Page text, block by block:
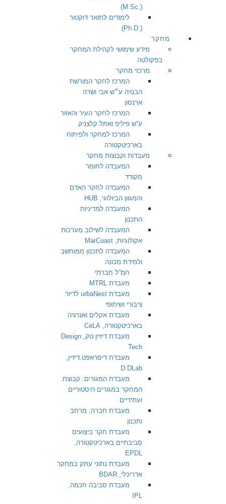
(.M.Sc)
לימודים לתואר דוקטור
(.Ph.D)
מחקר
מידע שימושי לקהילת המחקר
בפקולטה
מרכזי מחקר
המרכז לחקר המורשת
הבנויה ע״ש אבי ושרה
ארנסון
המרכז לחקר העיר והאזור
ע”ש פיליפ ואתל קלצניק
המרכז למחקר ולפיתוח
בארכיטקטורה
מעבדות וקבוצות מחקר
המעבדה לחומר
מקודד
המעבדה לחקר האדם
והמגוון הביולוגי, HUB
המעבדה למדיניות
התכנון
המעבדה לשילוב מערכות
אקולוגיות, MarCoast
המעבדה לתכנון ממוחשב
ולמידת מכונה
חמ”ל חברתי
מעבדת MTRL
מעבדת urbaNest לדיור
ציבורי ושיתופי
מעבדת אקלים ואנרגיה
בארכיטקטורה, CeLA
מעבדת דיזיין טק, Design
Tech
מעבדת דיסראפט.דיזיין,
D.DLab
מעבדת המגורים: קבוצת
המחקר במגורים היסטוריים
ועתידיים
מעבדת חברה, מרחב
ותכנון
מעבדת חקר ביצועים
סביבתיים בארכיטקטורה,
EPDL
מעבדת נתוני עתק במחקר
אדריכלי, BDAR
מעבדת סביבה חכמה,
IPL